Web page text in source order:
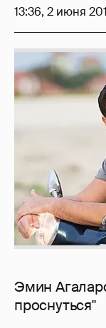
Эмин
проснуться"
13:36, 2 июня